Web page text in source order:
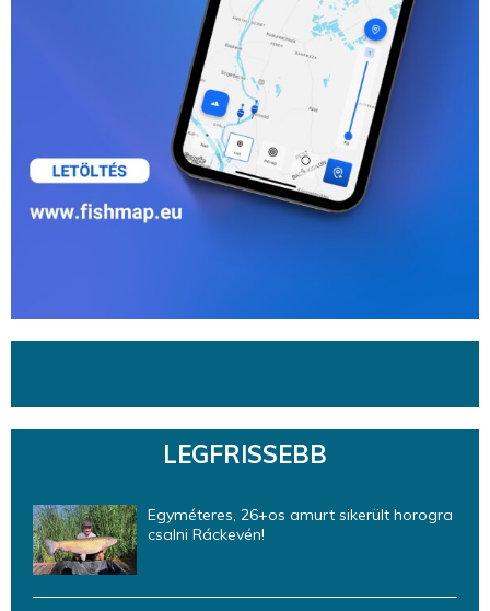
LEGFRISSEBB
Egyméteres, 26+os amurt sikerült horogra
csalni Ráckevén!